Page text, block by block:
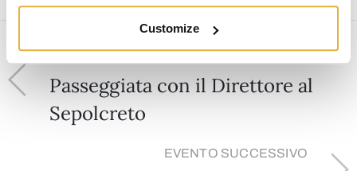
Customize
Passeggiata con il Direttore al
Sepolcreto
EVENTO SUCCESSIVO